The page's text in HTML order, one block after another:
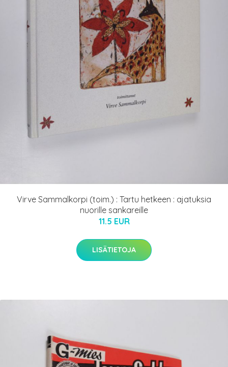
Virve Sammalkorpi (toim.) : Tartu hetkeen : ajatuksia
nuorille sankareille
11.5 EUR
LISÄTIETOJA